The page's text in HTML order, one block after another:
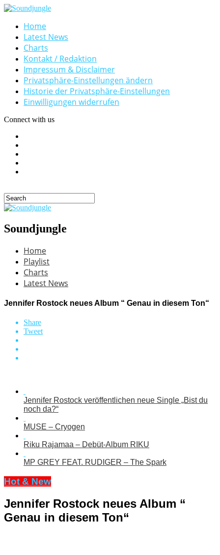
Home
Latest News
Charts
Kontakt / Redaktion
Impressum & Disclaimer
Privatsphäre-Einstellungen ändern
Historie der Privatsphäre-Einstellungen
Einwilligungen widerrufen
Connect with us
Soundjungle
Home
Playlist
Charts
Latest News
Jennifer Rostock neues Album “ Genau in diesem Ton“
Share
Tweet
Jennifer Rostock veröffentlichen neue Single „Bist du
noch da?“
MUSE – Cryogen
Riku Rajamaa – Debüt-Album RIKU
MP GREY FEAT. RUDIGER – The Spark
Hot & New
Jennifer Rostock neues Album “
Genau in diesem Ton“